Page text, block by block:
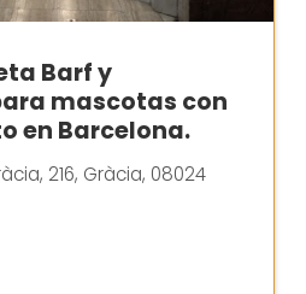
Barf y
mascotas con
en Barcelona.
216, Gràcia, 08024